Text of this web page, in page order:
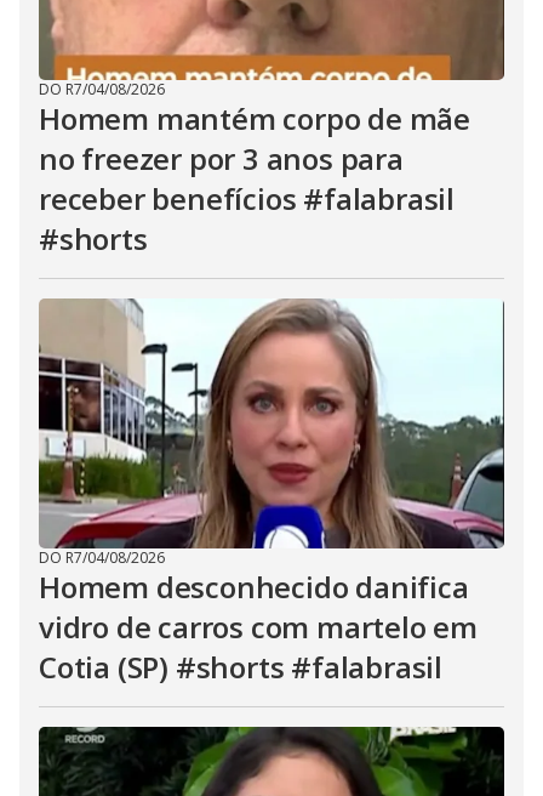
DO R7/04/08/2026
Homem mantém corpo de mãe
no freezer por 3 anos para
receber benefícios #falabrasil
#shorts
DO R7/04/08/2026
Homem desconhecido danifica
vidro de carros com martelo em
Cotia (SP) #shorts #falabrasil